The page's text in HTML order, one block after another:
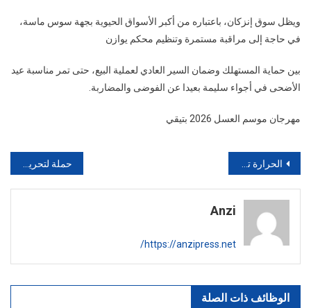
ويظل سوق إنزكان، باعتباره من أكبر الأسواق الحيوية بجهة سوس ماسة،
في حاجة إلى مراقبة مستمرة وتنظيم محكم يوازن
بين حماية المستهلك وضمان السير العادي لعملية البيع، حتى تمر مناسبة عيد
الأضحى في أجواء سليمة بعيدا عن الفوضى والمضاربة.
مهرجان موسم العسل 2026 بتيقي
تصفّح
المقالات
الحرارة تلامس 40 درجة.. استنفار بـ “أنزي” و”تافراوت” لمواجهة موجة “الشركي” الحارقة
Anzi
https://anzipress.net/
الوظائف ذات الصلة